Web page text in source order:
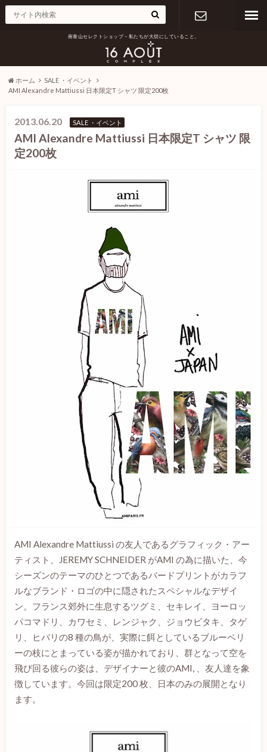
南青山セレクトショップ – 私たちが大切にしていること。
ホーム
SALE ・イベント
AMI Alexandre Mattiussi 日本限定T シャツ 限定200枚
2013.06.20 SALE ・イベント
AMI Alexandre Mattiussi 日本限定T シャツ 限
定200枚
AMI Alexandre Mattiussi の友人であるグラフィック・アー
ティスト、JEREMY SCHNEIDER がAMI の為に描いた、今
シーズンのテーマのひとつであるバードプリントがカラフ
ルなブランド・ロゴの中に隠されたスペシャルなデザイ
ン。フランス郊外に生息するツグミ、セキレイ、ヨーロッ
パコマドリ、カワセミ、レンジャク、ジョウビタキ、タゲ
リ、ヒバリの8 種の鳥が、実際に餌としているブルーベリ
ーの枝にとまっている姿が描かれており、群となって空を
飛び回る彼らの姿は、デザイナーと彼のAMI, 、友人達を象
徴しています。今回は限定200 枚、日本のみの展開となり
ます。